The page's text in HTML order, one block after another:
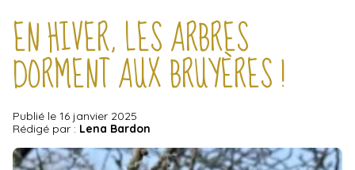
EN HIVER, LES ARBRES
DORMENT AUX BRUYÈRES !
Publié le 16 janvier 2025
Rédigé par : Lena Bardon